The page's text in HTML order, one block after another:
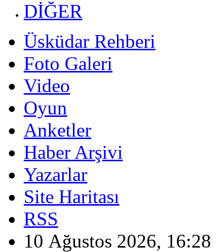
DİĞER
Üsküdar Rehberi
Foto Galeri
Video
Oyun
Anketler
Haber Arşivi
Yazarlar
Site Haritası
RSS
10 Ağustos 2026, 16:28